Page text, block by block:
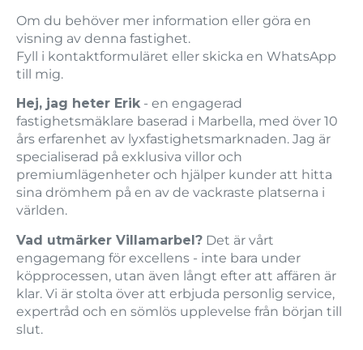
Om du behöver mer information eller göra en
visning av denna fastighet.
Fyll i kontaktformuläret eller skicka en WhatsApp
till mig.
Hej, jag heter Erik - en engagerad
fastighetsmäklare baserad i Marbella, med över 10
års erfarenhet av lyxfastighetsmarknaden. Jag är
specialiserad på exklusiva villor och
premiumlägenheter och hjälper kunder att hitta
sina drömhem på en av de vackraste platserna i
världen.
Vad utmärker Villamarbel? Det är vårt
engagemang för excellens - inte bara under
köpprocessen, utan även långt efter att affären är
klar. Vi är stolta över att erbjuda personlig service,
expertråd och en sömlös upplevelse från början till
slut.